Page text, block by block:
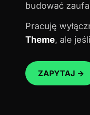
budować
Pracuję
Theme, ale
ZAPYTAJ →